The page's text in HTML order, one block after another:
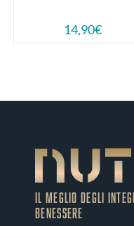
14,90€
IL MEGLIO DEGLI
BENESSERE